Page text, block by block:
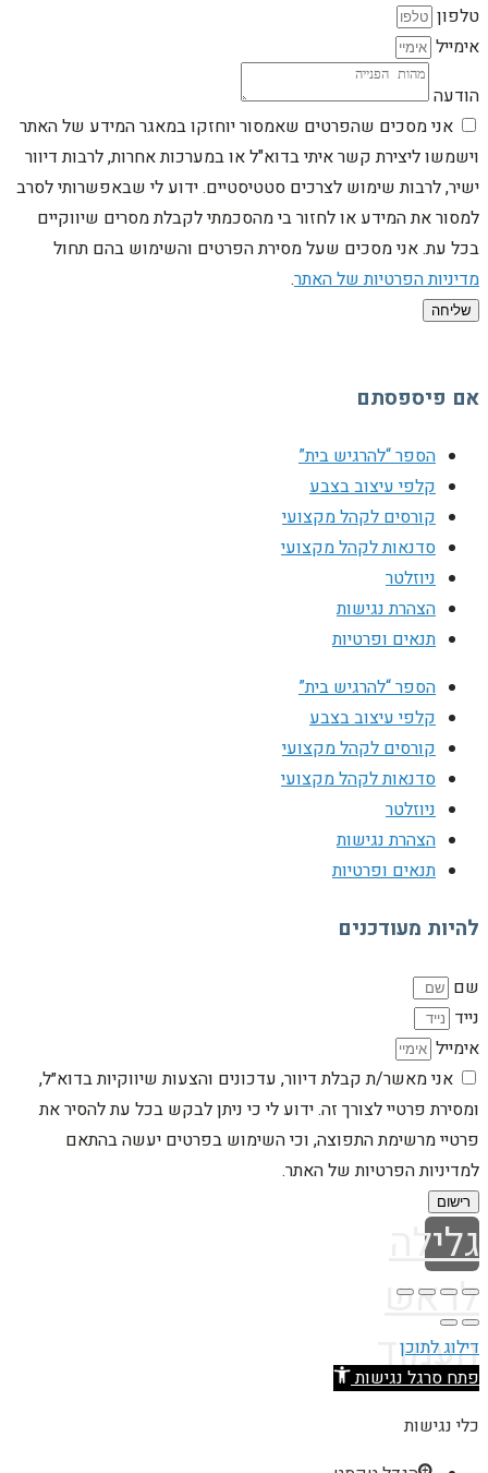
טלפון
אימייל
הודעה
אני מסכים שהפרטים שאמסור יוחזקו במאגר המידע של האתר
וישמשו ליצירת קשר איתי בדוא"ל או במערכות אחרות, לרבות דיוור
ישיר, לרבות שימוש לצרכים סטטיסטיים. ידוע לי שבאפשרותי לסרב
למסור את המידע או לחזור בי מהסכמתי לקבלת מסרים שיווקיים
בכל עת. אני מסכים שעל מסירת הפרטים והשימוש בהם תחול
מדיניות הפרטיות של האתר.
שליחה
אם פיספסתם
הספר “להרגיש בית”
קלפי עיצוב בצבע
קורסים לקהל מקצועי
סדנאות לקהל מקצועי
ניוזלטר
הצהרת נגישות
תנאים ופרטיות
הספר “להרגיש בית”
קלפי עיצוב בצבע
קורסים לקהל מקצועי
סדנאות לקהל מקצועי
ניוזלטר
הצהרת נגישות
תנאים ופרטיות
להיות מעודכנים
שם
נייד
אימייל
אני מאשר/ת קבלת דיוור, עדכונים והצעות שיווקיות בדוא״ל,
ומסירת פרטיי לצורך זה. ידוע לי כי ניתן לבקש בכל עת להסיר את
פרטיי מרשימת התפוצה, וכי השימוש בפרטים יעשה בהתאם
למדיניות הפרטיות של האתר.
רישום
גלילה
לראש
העמוד
דילוג לתוכן
פתח סרגל נגישות
כלי נגישות